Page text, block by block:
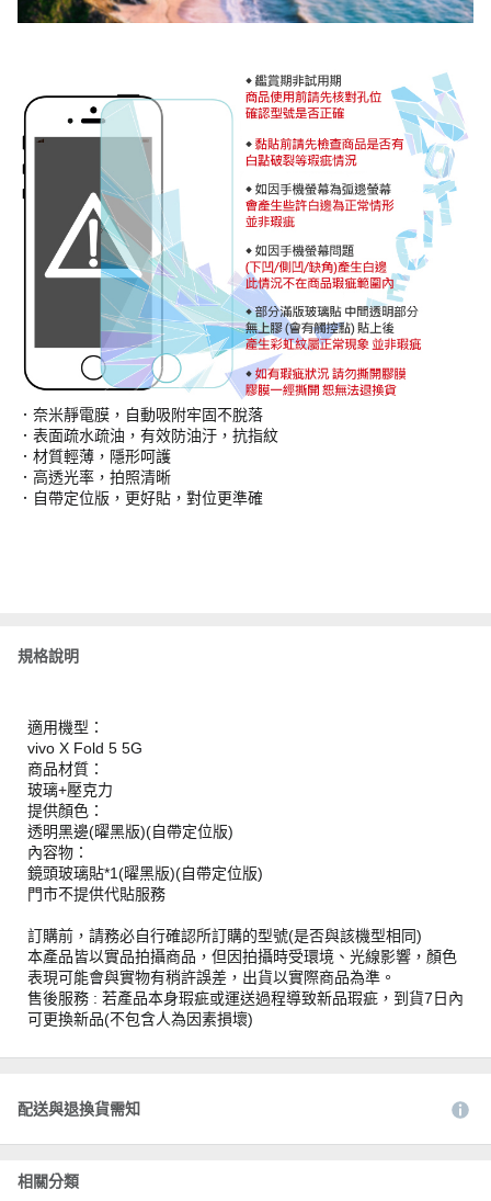
．奈米靜電膜，自動吸附牢固不脫落
．表面疏水疏油，有效防油汙，抗指紋
．材質輕薄，隱形呵護
．高透光率，拍照清晰
．自帶定位版，更好貼，對位更準確
規格說明
適用機型：
vivo X Fold 5 5G
商品材質：
玻璃+壓克力
提供顏色：
透明黑邊(曜黑版)(自帶定位版)
內容物：
鏡頭玻璃貼*1(曜黑版)(自帶定位版)
門市不提供代貼服務
訂購前，請務必自行確認所訂購的型號(是否與該機型相同)
本產品皆以實品拍攝商品，但因拍攝時受環境、光線影響，顏色
表現可能會與實物有稍許誤差，出貨以實際商品為準。
售後服務 : 若產品本身瑕疵或運送過程導致新品瑕疵，到貨7日內
可更換新品(不包含人為因素損壞)
配送與退換貨需知
相關分類